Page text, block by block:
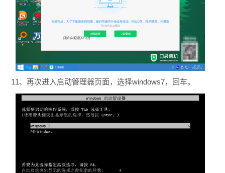
11、再次进入启动管理器页面，选择windows7，回车。